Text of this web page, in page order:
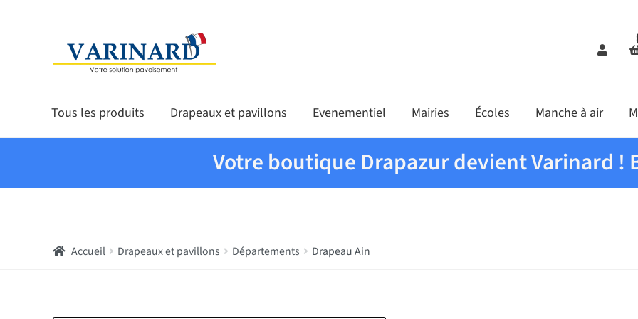
Aller à la navigation
Aller au contenu
Tous les produits Drapeaux et pavillons Evenementiel Mairies Écoles Manche à air
Votre boutique Drapazur devient Varinard !
Accueil Drapeaux et pavillons Départements Drapeau Ain